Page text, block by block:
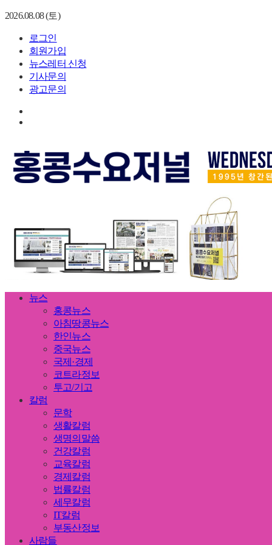
2026.08.08 (토)
로그인
회원가입
뉴스레터 신청
기사문의
광고문의
뉴스
홍콩뉴스
아침땅콩뉴스
한인뉴스
중국뉴스
국제·경제
코트라정보
투고/기고
칼럼
문학
생활칼럼
생명의말씀
건강칼럼
교육칼럼
경제칼럼
법률칼럼
세무칼럼
IT칼럼
부동산정보
사람들